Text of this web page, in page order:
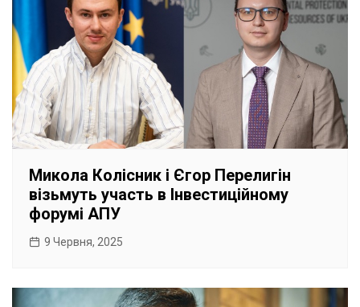
Микола Колісник і Єгор Перелигін
візьмуть участь в Інвестиційному
форумі АПУ
9 Червня, 2025